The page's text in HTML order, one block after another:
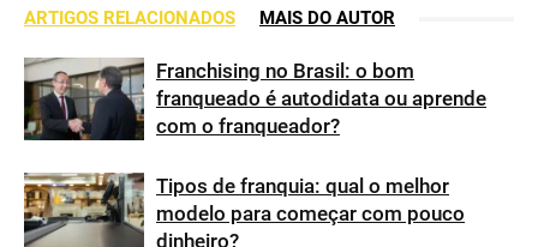
ARTIGOS RELACIONADOS MAIS DO AUTOR
Franchising no Brasil: o bom
franqueado é autodidata ou aprende
com o franqueador?
Tipos de franquia: qual o melhor
modelo para começar com pouco
dinheiro?